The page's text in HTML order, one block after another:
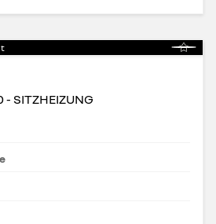
- SITZHEIZUNG